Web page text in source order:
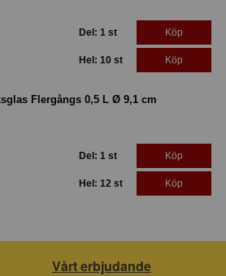
Del: 1 st Köp
Hel: 10 st Köp
Flergångs 0,5 L Ø 9,1 cm
Del: 1 st Köp
Hel: 12 st Köp
Vårt erbjudande